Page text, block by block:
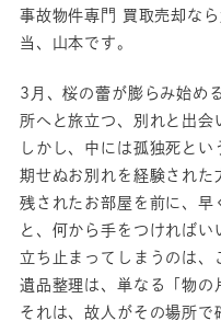
事故物件専門 買取売却な
当、山本です。
3月、桜の蕾が膨らみ始め
所へと旅立つ、別れと出会
しかし、中には孤独死と
期せぬお別れを経験された
残されたお部屋を前に、早
と、何から手をつければ
立ち止まってしまうのは、
遺品整理は、単なる「物の
それは、故人がその場所